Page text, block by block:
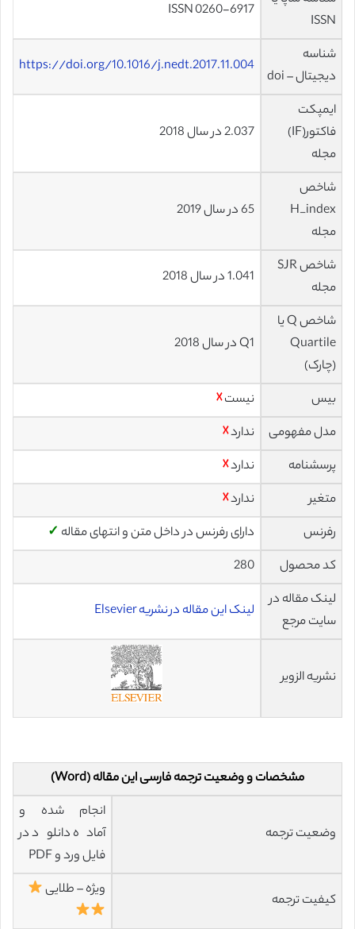
ISSN
0260-6917 ISSN
شناسه
دیجیتال – doi
https://doi.org/10.1016/j.nedt.2017.11.004
ایمپکت
فاکتور(IF)
مجله
2.037 در سال 2018
شاخص
H_index
مجله
65 در سال 2019
شاخص SJR
مجله
1.041 در سال 2018
شاخص Q یا
Quartile
(چارک)
Q1 در سال 2018
بیس نیست☓
مدل مفهومی
ندارد☓
پرسشنامه
ندارد☓
متغیر
ندارد☓
رفرنس
دارای رفرنس در داخل متن و انتهای مقاله ✓
کد محصول
280
لینک مقاله در
سایت مرجع
لینک این مقاله در نشریه Elsevier
نشریه الزویر
مشخصات و وضعیت ترجمه فارسی این مقاله (Word)
وضعیت ترجمه
انجام شده و
آماده دانلود در
فایل ورد و PDF
کیفیت ترجمه
ویژه – طلایی